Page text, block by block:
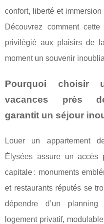
confort, liberté et
Découvrez comment
privilégié aux plaisirs de
moment un souvenir
Pourquoi choisir
vacances près
garantit un séjour
Louer un appartement
Élysées assure un
capitale : monuments
et restaurants réputés se
dépendre d’un
logement privatif,